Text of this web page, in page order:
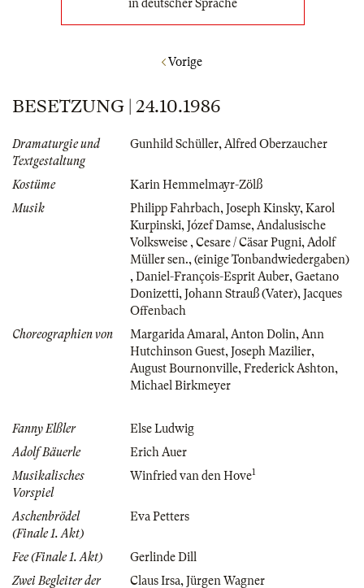
in deutscher Sprache
Vorige
BESETZUNG | 24.10.1986
Dramaturgie und
Textgestaltung
Gunhild Schüller, Alfred Oberzaucher
Kostüme
Karin Hemmelmayr-Zölß
Musik
Philipp Fahrbach, Joseph Kinsky, Karol
Kurpinski, Józef Damse, Andalusische
Volksweise , Cesare / Cäsar Pugni, Adolf
Müller sen., (einige Tonbandwiedergaben)
, Daniel-François-Esprit Auber, Gaetano
Donizetti, Johann Strauß (Vater), Jacques
Offenbach
Choreographien von
Margarida Amaral , Anton Dolin, Ann
Hutchinson Guest, Joseph Mazilier,
August Bournonville, Frederick Ashton,
Michael Birkmeyer
Fanny Elßler
Else Ludwig
Adolf Bäuerle
Erich Auer
Musikalisches
Vorspiel
Winfried van den Hove1
Aschenbrödel
(Finale 1. Akt)
Eva Petters
Fee (Finale 1. Akt)
Gerlinde Dill
Zwei Begleiter der
Claus Irsa, Jürgen Wagner